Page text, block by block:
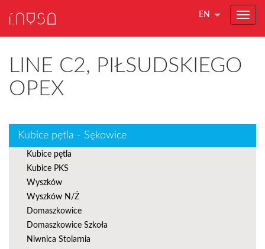
EN
LINE C2, PIŁSUDSKIEGO
OPEX
Kubice pętla - Sękowice
Kubice pętla
Kubice PKS
Wyszków
Wyszków N/Ż
Domaszkowice
Domaszkowice Szkoła
Niwnica Stolarnia